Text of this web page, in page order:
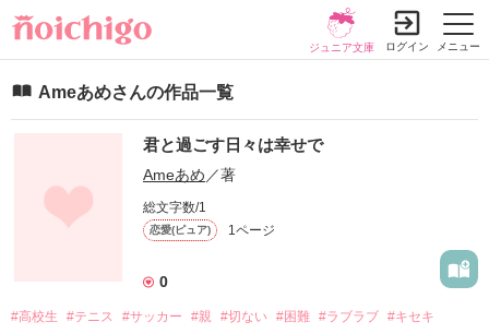
メニュー
ジュニア文庫 ログイン
Ameあめさんの作品一覧
君と過ごす日々は幸せで
Ameあめ ／著
総文字数/1
恋愛(ピュア) 1ページ
0
#高校生 #テニス #サッカー #親 #切ない #困難 #ラブラブ #キセキ